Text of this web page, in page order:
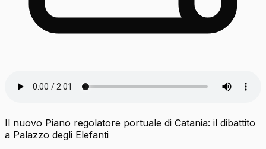
Il nuovo Piano regolatore portuale di Catania: il dibattito
a Palazzo degli Elefanti